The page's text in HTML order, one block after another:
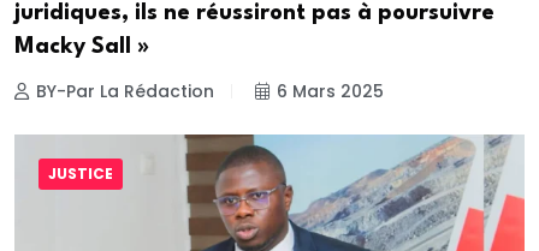
juridiques, ils ne réussiront pas à poursuivre
Macky Sall »
BY-Par La Rédaction 6 Mars 2025
JUSTICE